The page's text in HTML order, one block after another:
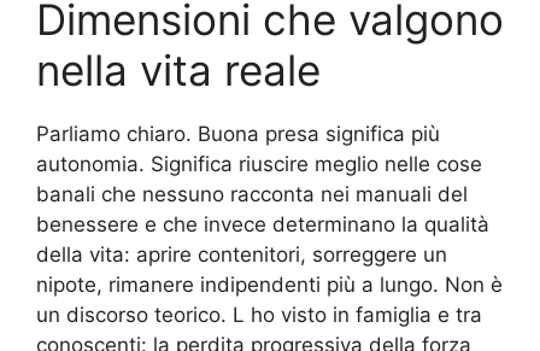
Dimensioni che valgono
nella vita reale
Parliamo chiaro. Buona presa significa più
autonomia. Significa riuscire meglio nelle cose
banali che nessuno racconta nei manuali del
benessere e che invece determinano la qualità
della vita: aprire contenitori, sorreggere un
nipote, rimanere indipendenti più a lungo. Non è
un discorso teorico. L ho visto in famiglia e tra
conoscenti: la perdita progressiva della forza